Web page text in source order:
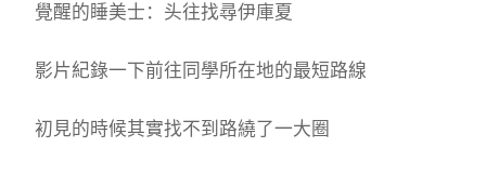
覺醒的睡美士：头往找尋伊庫夏
影片紀錄一下前往同學所在地的最短路線
初見的時候其實找不到路繞了一大圈